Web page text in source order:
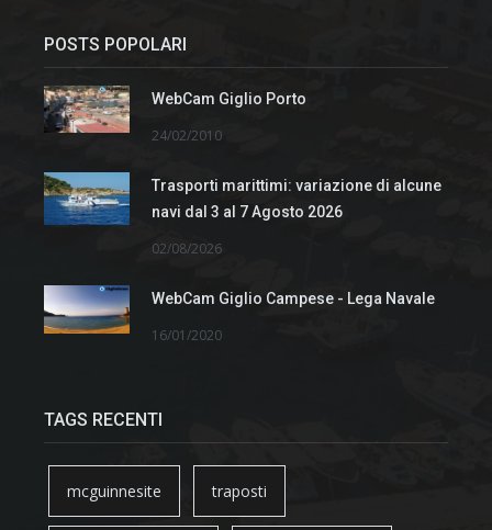
POSTS POPOLARI
WebCam Giglio Porto
24/02/2010
Trasporti marittimi: variazione di alcune
navi dal 3 al 7 Agosto 2026
02/08/2026
WebCam Giglio Campese - Lega Navale
16/01/2020
TAGS RECENTI
mcguinnesite traposti